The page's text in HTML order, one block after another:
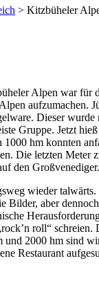
> Kitzbüheler
Alpen war für
aufzumachen.
Dieser
Gruppe. Jetzt
1000 hm konnten
Die letzten
den
wieder
Bilder, aber
roll“
2000 hm sind
Restaurant